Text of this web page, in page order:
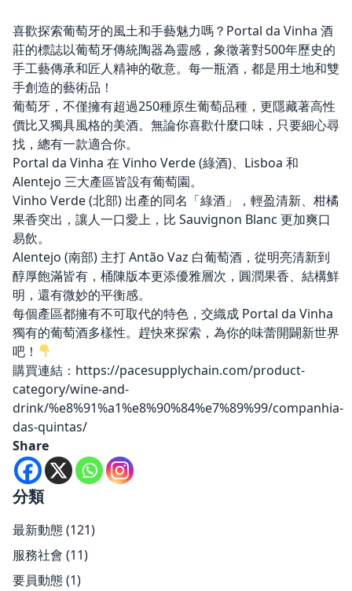
喜歡探索葡萄牙的風土和手藝魅力嗎？Portal da Vinha 酒
莊的標誌以葡萄牙傳統陶器為靈感，象徵著對500年歷史的
手工藝傳承和匠人精神的敬意。每一瓶酒，都是用土地和雙
手創造的藝術品！
葡萄牙，不僅擁有超過250種原生葡萄品種，更隱藏著高性
價比又獨具風格的美酒。無論你喜歡什麼口味，只要細心尋
找，總有一款適合你。
Portal da Vinha 在 Vinho Verde (綠酒)、Lisboa 和
Alentejo 三大產區皆設有葡萄園。
Vinho Verde (北部) 出產的同名「綠酒」，輕盈清新、柑橘
果香突出，讓人一口愛上，比 Sauvignon Blanc 更加爽口
易飲。
Alentejo (南部) 主打 Antão Vaz 白葡萄酒，從明亮清新到
醇厚飽滿皆有，桶陳版本更添優雅層次，圓潤果香、結構鮮
明，還有微妙的平衡感。
每個產區都擁有不可取代的特色，交織成 Portal da Vinha
獨有的葡萄酒多樣性。趕快來探索，為你的味蕾開闢新世界
吧！
購買連結： https://pacesupplychain.com/product-
category/wine-and-
drink/%e8%91%a1%e8%90%84%e7%89%99/companhia-
das-quintas/
Share
分類
最新動態(121)
服務社會 (11)
要員動態(1)